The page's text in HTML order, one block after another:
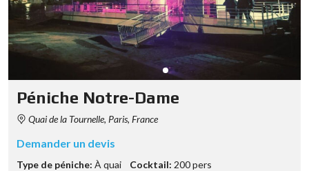
Péniche Notre-Dame
Quai de la Tournelle, Paris, France
Demander un devis
Type de péniche: À quai Cocktail: 200 pers